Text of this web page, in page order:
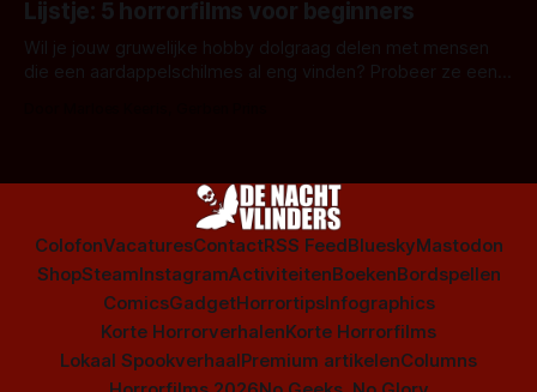
is niet beperkt tot films. Hier een aantal Nederlandse tv-
series uit het duistere of horrorgenre. Als
Lijstje: 5 horrorfilms voor beginners
Wil je jouw gruwelijke hobby dolgraag delen met mensen
die een aardappelschilmes al eng vinden? Probeer ze eens
ColofonVacaturesContactRSS FeedBlueskyMastodon
ShopSteamInstagramActiviteitenBoekenBordspellen
ComicsGadgetHorrortipsInfographics
Korte HorrorverhalenKorte Horrorfilms
Lokaal SpookverhaalPremium artikelenColumns